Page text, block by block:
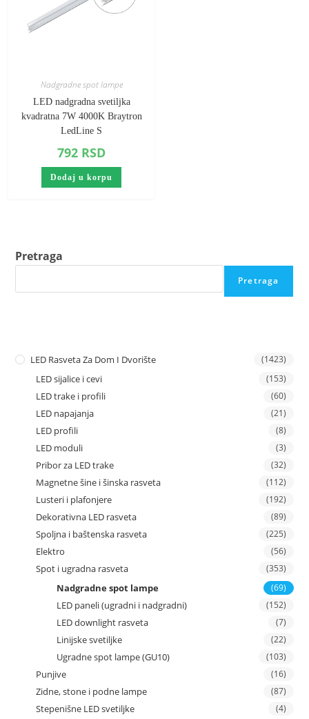
Nadgradne spot lampe
LED nadgradna svetiljka
kvadratna 7W 4000K Braytron
LedLine S
792 RSD
Dodaj u korpu
Pretraga
Pretraga
LED Rasveta Za Dom I Dvorište (1423)
LED sijalice i cevi (153)
LED trake i profili (60)
LED napajanja (21)
LED profili (8)
LED moduli (3)
Pribor za LED trake (32)
Magnetne šine i šinska rasveta (112)
Lusteri i plafonjere (192)
Dekorativna LED rasveta (89)
Spoljna i baštenska rasveta (225)
Elektro (56)
Spot i ugradna rasveta (353)
Nadgradne spot lampe (69)
LED paneli (ugradni i nadgradni) (152)
LED downlight rasveta (7)
Linijske svetiljke (22)
Ugradne spot lampe (GU10) (103)
Punjive (16)
Zidne, stone i podne lampe (87)
Stepenišne LED svetiljke (4)